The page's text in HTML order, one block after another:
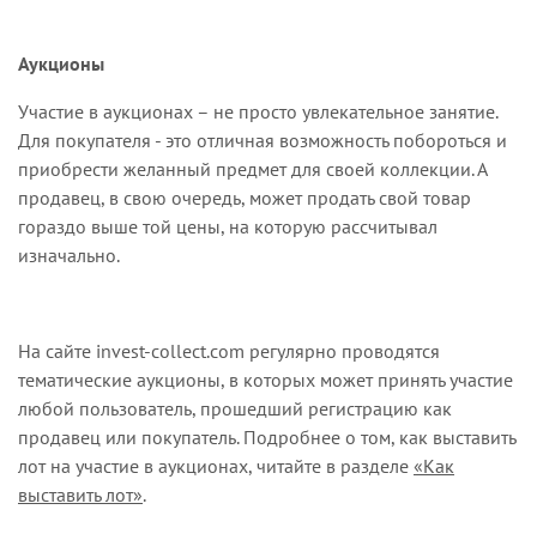
Аукционы
Участие в аукционах – не просто увлекательное занятие.
Для покупателя - это отличная возможность побороться и
приобрести желанный предмет для своей коллекции. А
продавец, в свою очередь, может продать свой товар
гораздо выше той цены, на которую рассчитывал
изначально.
На сайте invest-collect.com регулярно проводятся
тематические аукционы, в которых может принять участие
любой пользователь, прошедший регистрацию как
продавец или покупатель. Подробнее о том, как выставить
лот на участие в аукционах, читайте в разделе «Как
выставить лот».